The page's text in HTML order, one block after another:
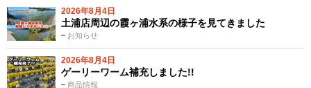
2026年8月4日
お知らせ
土浦店周辺の霞ヶ浦水系の様子を見てきました
2026年8月4日
商品情報
ゲーリーワーム補充しました!!